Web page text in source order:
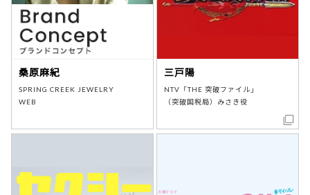
桑原麻紀
SPRING CREEK JEWELRY
WEB
三戸陽
NTV「THE 突破ファイル」
（突破国税局）みさき役